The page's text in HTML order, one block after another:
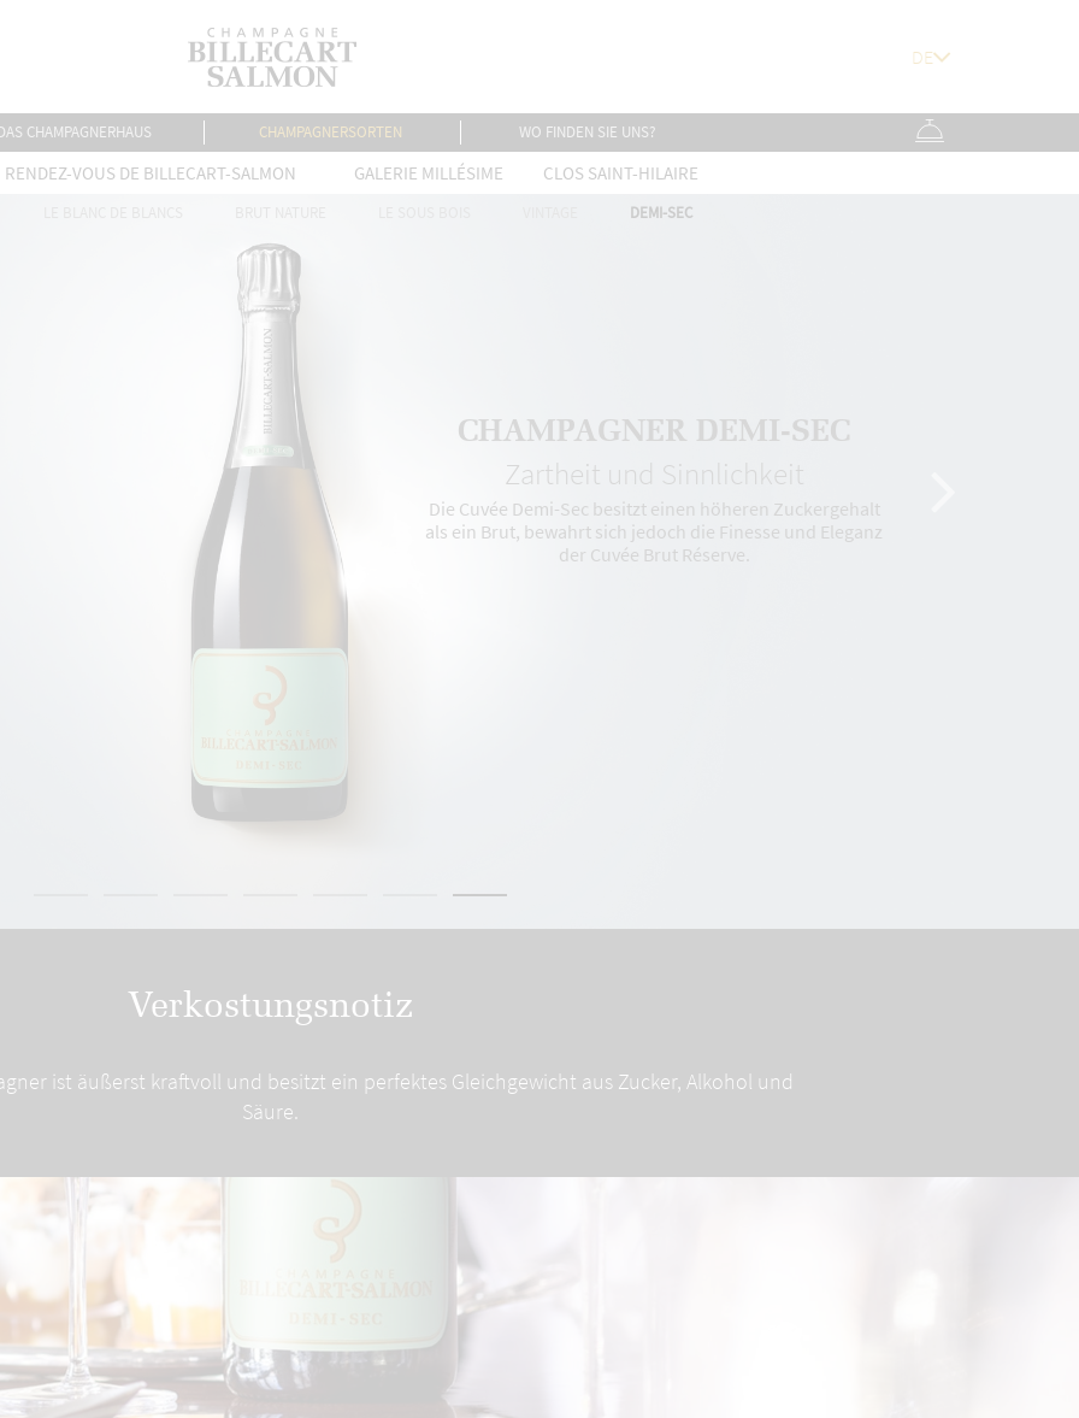
CHAMPAGNERHAUS CHAMPAGNERSORTEN WO FINDEN SIE UNS?
RENDEZ-VOUS DE BILLECART-SALMON GALERIE MILLÉSIME CLOS SAINT-HILAIRE
DEMI-SEC
CHAMPAGNER DEMI-SEC
Zartheit und Sinnlichkeit
Die Cuvée Demi-Sec besitzt einen höheren Zuckergehalt
als ein Brut, bewahrt sich jedoch die Finesse und Eleganz
der Cuvée Brut Réserve.
Verkostungsnotiz
ist äußerst kraftvoll und besitzt ein perfektes Gleichgewicht aus Zucker, Alkohol und
Säure.